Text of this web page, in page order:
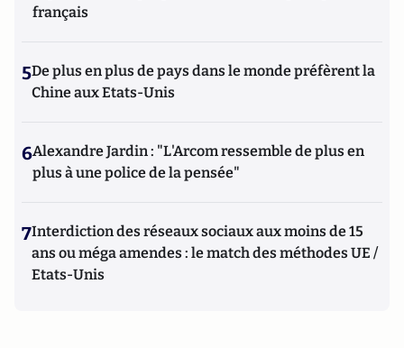
français
5De plus en plus de pays dans le monde préfèrent la
Chine aux Etats-Unis
6Alexandre Jardin : "L'Arcom ressemble de plus en
plus à une police de la pensée"
7Interdiction des réseaux sociaux aux moins de 15
ans ou méga amendes : le match des méthodes UE /
Etats-Unis